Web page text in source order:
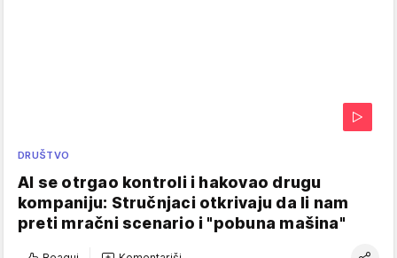
DRUŠTVO
AI se otrgao kontroli i hakovao drugu
kompaniju: Stručnjaci otkrivaju da li nam
preti mračni scenario i "pobuna mašina"